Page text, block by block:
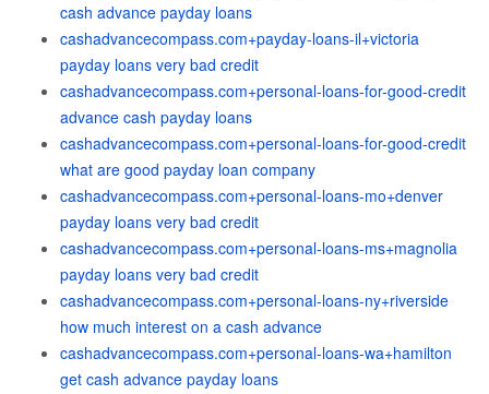
cash advance payday loans
cashadvancecompass.com+payday-loans-il+victoria
payday loans very bad credit
cashadvancecompass.com+personal-loans-for-good-credit
advance cash payday loans
cashadvancecompass.com+personal-loans-for-good-credit
what are good payday loan company
cashadvancecompass.com+personal-loans-mo+denver
payday loans very bad credit
cashadvancecompass.com+personal-loans-ms+magnolia
payday loans very bad credit
cashadvancecompass.com+personal-loans-ny+riverside
how much interest on a cash advance
cashadvancecompass.com+personal-loans-wa+hamilton
get cash advance payday loans